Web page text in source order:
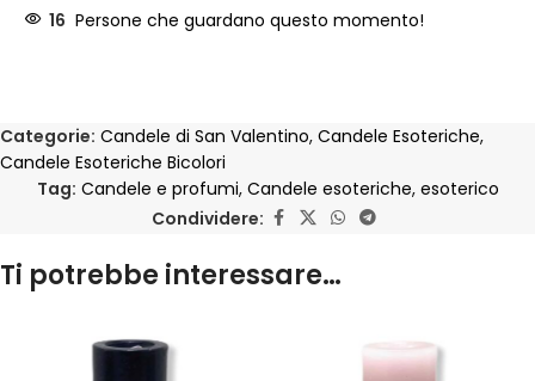
16 Persone che guardano questo momento!
Categorie: Candele di San Valentino, Candele Esoteriche,
Candele Esoteriche Bicolori
Tag: Candele e profumi, Candele esoteriche, esoterico
Condividere:
Ti potrebbe interessare…